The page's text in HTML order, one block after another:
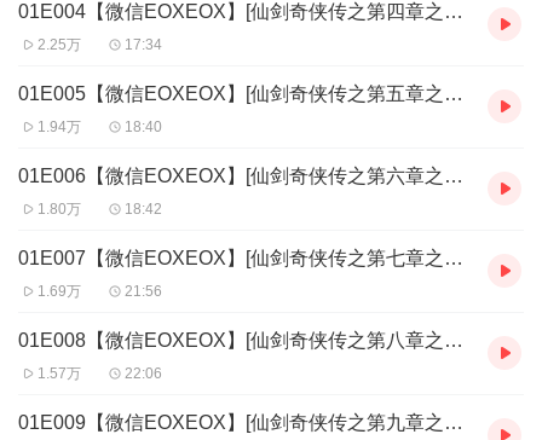
01E004【微信EOXEOX】[仙剑奇侠传之第四章之前世风雷,换取今生无醉-骆乐]
2.25万 17:34
01E005【微信EOXEOX】[仙剑奇侠传之第五章之山月冷,今夜盟誓江湖-骆乐]
1.94万 18:40
01E006【微信EOXEOX】[仙剑奇侠传之第六章之剑冷光寒,遂使英雄气短-骆乐]
1.80万 18:42
01E007【微信EOXEOX】[仙剑奇侠传之第七章之舟行宾化,蛟龙困守牢笼-骆乐]
1.69万 21:56
01E008【微信EOXEOX】[仙剑奇侠传之第八章之疗愁忘忧,紫萱花伴君子-骆乐]
1.57万 22:06
01E009【微信EOXEOX】[仙剑奇侠传之第九章之仙书独悟,呢喃星水之间-骆乐]